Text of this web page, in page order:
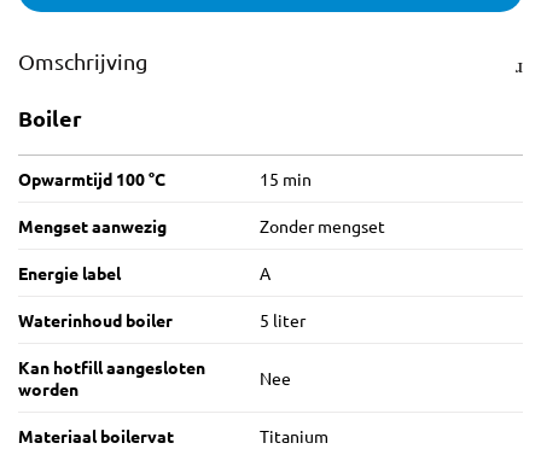
Omschrijving
Boiler
Opwarmtijd 100 °C 15 min
Mengset aanwezig Zonder mengset
Energie label A
Waterinhoud boiler 5 liter
Kan hotfill aangesloten
worden
Nee
Materiaal boilervat Titanium